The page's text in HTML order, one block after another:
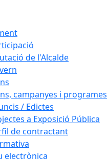
de l'Alcalde
campanyes i programes
/ Edictes
a Exposició Pública
de contractant
electrònica